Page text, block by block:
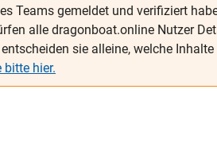
Teams gemeldet und verifiziert
alle dragonboat.online Nutzer
sie alleine, welche
bitte hier.